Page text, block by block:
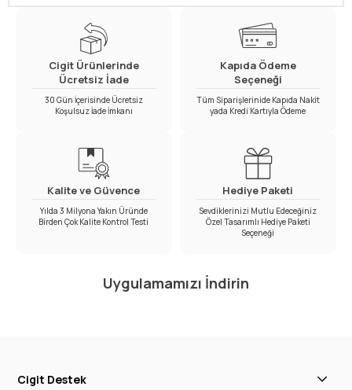
Cigit Ürünlerinde
Ücretsiz İade
30 Gün İçerisinde Ücretsiz
Koşulsuz İade İmkanı
Kapıda Ödeme
Seçeneği
Tüm Siparişlerinide Kapıda Nakit
yada Kredi Kartıyla Ödeme
Kalite ve Güvence
Yılda 3 Milyona Yakın Üründe
Birden Çok Kalite Kontrol Testi
Hediye Paketi
Sevdiklerinizi Mutlu Edeceğiniz
Özel Tasarımlı Hediye Paketi
Seçeneği
Uygulamamızı İndirin
Cigit Destek